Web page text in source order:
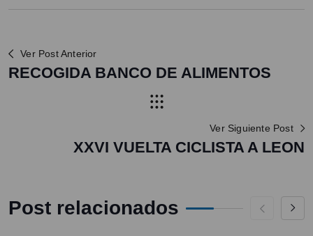
Ver Post Anterior
RECOGIDA BANCO DE ALIMENTOS
Ver Siguiente Post
XXVI VUELTA CICLISTA A LEON
Post relacionados